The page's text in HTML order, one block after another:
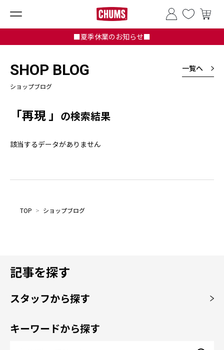
■夏季休業のお知らせ■
SHOP BLOG
ショップブログ
一覧へ
「再現 」 の検索結果
該当するデータがありません
TOP > ショップブログ
記事を探す
スタッフから探す
キーワードから探す